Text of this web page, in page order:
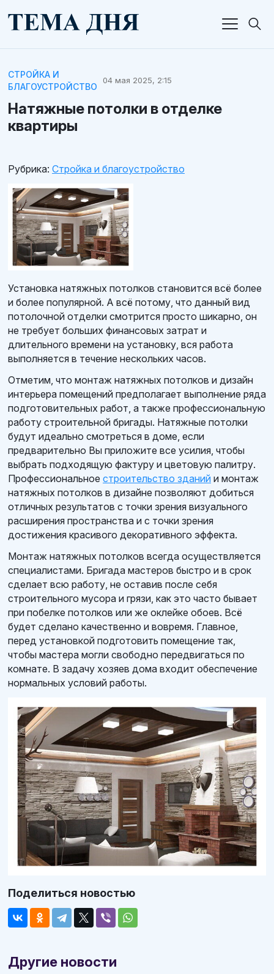
СТРОЙКА И
БЛАГОУСТРОЙСТВО
04 мая 2025, 2:15
Натяжные потолки в отделке
квартиры
Рубрика: Стройка и благоустройство
Установка натяжных потолков становится всё более
и более популярной. А всё потому, что данный вид
потолочной отделки смотрится просто шикарно, он
не требует больших финансовых затрат и
длительного времени на установку, вся работа
выполняется в течение нескольких часов.
Отметим, что монтаж натяжных потолков и дизайн
интерьера помещений предполагает выполнение ряда
подготовительных работ, а также профессиональную
работу строительной бригады. Натяжные потолки
будут идеально смотреться в доме, если
предварительно Вы приложите все усилия, чтобы
выбрать подходящую фактуру и цветовую палитру.
Профессиональное строительство зданий и монтаж
натяжных потолков в дизайне позволяют добиться
отличных результатов с точки зрения визуального
расширения пространства и с точки зрения
достижения красивого декоративного эффекта.
Монтаж натяжных потолков всегда осуществляется
специалистами. Бригада мастеров быстро и в срок
сделает всю работу, не оставив после себя
строительного мусора и грязи, как это часто бывает
при побелке потолков или же оклейке обоев. Всё
будет сделано качественно и вовремя. Главное,
перед установкой подготовить помещение так,
чтобы мастера могли свободно передвигаться по
комнате. В задачу хозяев дома входит обеспечение
нормальных условий работы.
Поделиться новостью
Другие новости